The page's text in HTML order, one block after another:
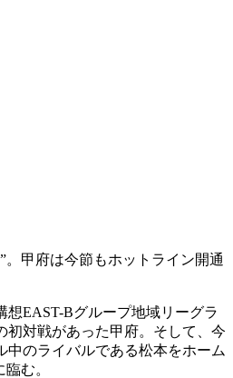
。甲府は今節もホットライン開通
想EAST-Bグループ地域リーグラ
初対戦があった甲府。そして、今
中のライバルである松本をホーム
む。